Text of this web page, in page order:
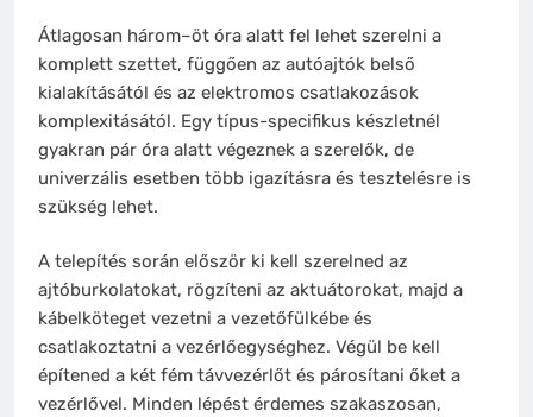
Átlagosan három–öt óra alatt fel lehet szerelni a
komplett szettet, függően az autóajtók belső
kialakításától és az elektromos csatlakozások
komplexitásától. Egy típus-specifikus készletnél
gyakran pár óra alatt végeznek a szerelők, de
univerzális esetben több igazításra és tesztelésre is
szükség lehet.
A telepítés során először ki kell szerelned az
ajtóburkolatokat, rögzíteni az aktuátorokat, majd a
kábelköteget vezetni a vezetőfülkébe és
csatlakoztatni a vezérlőegységhez. Végül be kell
építened a két fém távvezérlőt és párosítani őket a
vezérlővel. Minden lépést érdemes szakaszosan,